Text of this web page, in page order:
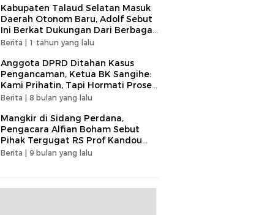
Kabupaten Talaud Selatan Masuk
Daerah Otonom Baru, Adolf Sebut
Ini Berkat Dukungan Dari Berbagai
Elemen
Berita | 1 tahun yang lalu
Anggota DPRD Ditahan Kasus
Pengancaman, Ketua BK Sangihe:
Kami Prihatin, Tapi Hormati Proses
Hukum
Berita | 8 bulan yang lalu
Mangkir di Sidang Perdana,
Pengacara Alfian Boham Sebut
Pihak Tergugat RS Prof Kandou
Tunjukan Sikap Tidak Terpuji
Berita | 9 bulan yang lalu